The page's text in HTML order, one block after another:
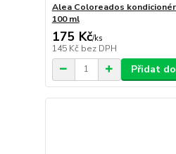
Alea Coloreados
100 ml
175 Kč/ks
145 Kč bez DPH
Přidat